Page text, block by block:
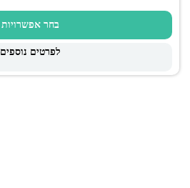
בחר אפשרויות
לפרטים נוספים